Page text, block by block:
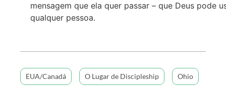
mensagem que ela quer passar – que Deus pode
qualquer pessoa.
EUA/Canadá O Lugar de Discipleship Ohio